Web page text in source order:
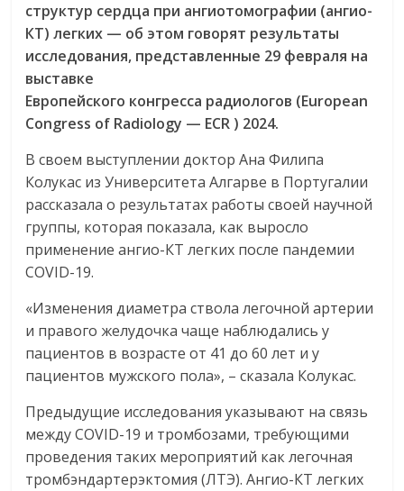
структур сердца при ангиотомографии (ангио-
КТ) легких — об этом говорят результаты
исследования, представленные 29 февраля на
выставке
Европейского конгресса радиологов (European
Congress of Radiology — ECR ) 2024.
В своем выступлении доктор Ана Филипа
Колукас из Университета Алгарве в Португалии
рассказала о результатах работы своей научной
группы, которая показала, как выросло
применение ангио-КТ легких после пандемии
COVID-19.
«Изменения диаметра ствола легочной артерии
и правого желудочка чаще наблюдались у
пациентов в возрасте от 41 до 60 лет и у
пациентов мужского пола», – сказала Колукас.
Предыдущие исследования указывают на связь
между COVID-19 и тромбозами, требующими
проведения таких мероприятий как легочная
тромбэндартерэктомия (ЛТЭ). Ангио-КТ легких